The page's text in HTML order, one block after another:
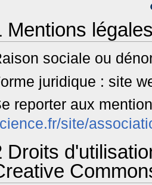
Mentions
sociale ou
juridique : site
reporter aux
site/
Droits